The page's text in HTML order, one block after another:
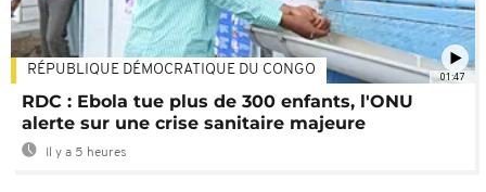
01:47
RÉPUBLIQUE DÉMOCRATIQUE DU CONGO
RDC : Ebola tue plus de 300 enfants, l'ONU
alerte sur une crise sanitaire majeure
Il y a 5 heures